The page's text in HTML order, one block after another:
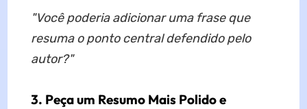
"Você poderia adicionar uma frase que
resuma o ponto central defendido pelo
autor?"
3. Peça um Resumo Mais Polido e